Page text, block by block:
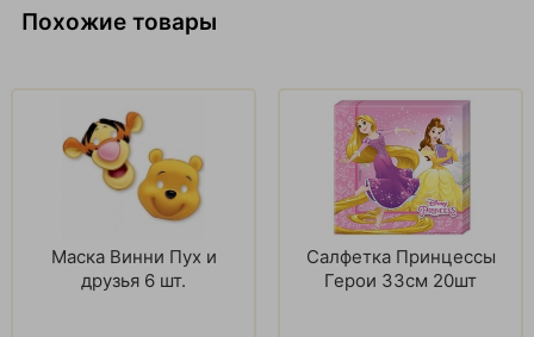
Похожие товары
Маска Винни Пух и
друзья 6 шт.
Салфетка Принцессы
Герои 33см 20шт